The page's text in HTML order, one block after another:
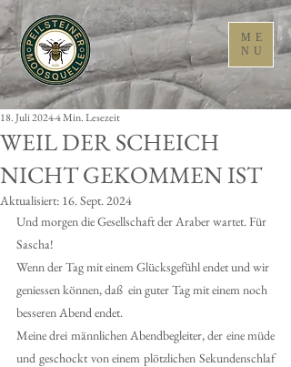
ME
NU
WEIL DER SCHEICH
NICHT GEKOMMEN IST
18. Juli 20244 Min. Lesezeit
Aktualisiert: 16. Sept. 2024
Und morgen die Gesellschaft der Araber wartet. Für
Sascha!
Wenn der Tag mit einem Glücksgefühl endet und wir
geniessen können, daß  ein guter Tag mit einem noch
besseren Abend endet.
Meine drei männlichen Abendbegleiter, der eine müde
und geschockt von einem plötzlichen Sekundenschlaf